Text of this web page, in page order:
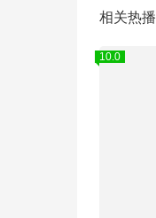
相关热播
10.0